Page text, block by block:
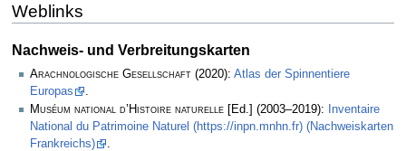
Weblinks
Nachweis- und Verbreitungskarten
Arachnologische Gesellschaft (2020): Atlas der Spinnentiere
Europas
Muséum national d’Histoire naturelle [Ed.] (2003–2019):
Inventaire
National du Patrimoine Naturel (https://inpn.mnhn.fr) (Nachweiskarten
Frankreichs)
.